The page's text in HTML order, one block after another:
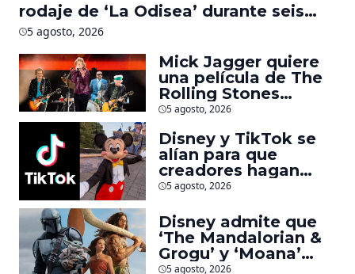
rodaje de ‘La Odisea’ durante seis
meses
5 agosto, 2026
Mick Jagger quiere
una película de The
Rolling Stones
inspirado por los
Beatles
5 agosto, 2026
Disney y TikTok se
alían para que
creadores hagan
videos con
Marvel, Pixar y ‘Star
Wars’
5 agosto, 2026
Disney admite que
‘The Mandalorian &
Grogu’ y ‘Moana’
fueron decepciones
5 agosto, 2026